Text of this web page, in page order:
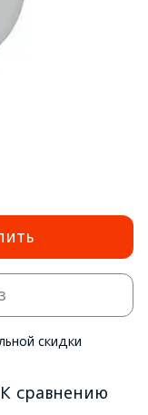
скидки
К сравнению